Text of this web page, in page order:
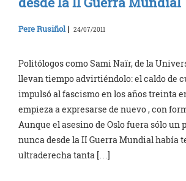
Pere Rusiñol | 24/07/2011
Politólogos como Sami Naïr, de la
llevan tiempo advirtiéndolo: el caldo de
impulsó al fascismo en los años treinta
empieza a expresarse de nuevo , con
Aunque el asesino de Oslo fuera sólo un
nunca desde la II Guerra Mundial había
ultraderecha tanta […]